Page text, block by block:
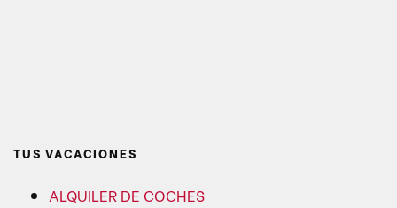
TUS VACACIONES
ALQUILER DE COCHES